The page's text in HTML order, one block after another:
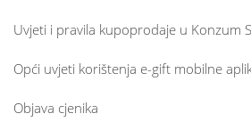
Uvjeti i pravila kupoprodaje u Konzum
Opći uvjeti korištenja e-gift mobilne
Objava cjenika